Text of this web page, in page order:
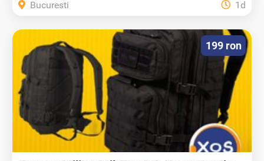
Bucuresti 1d
199 ron